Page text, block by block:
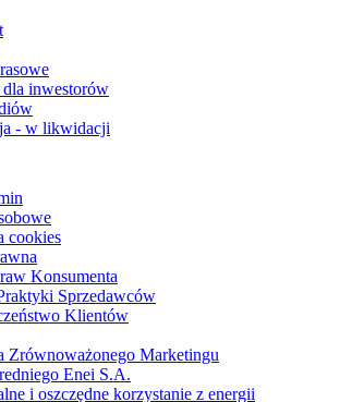
dla inwestorów
- w likwidacji
cookies
Konsumenta
Sprzedawców
Klientów
Zrównoważonego Marketingu
Enei S.A.
i oszczędne korzystanie z energii